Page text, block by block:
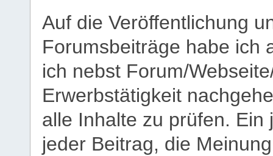
Auf die Veröffentlichung
Forumsbeiträge habe ich
ich nebst Forum/
Erwerbstätigkeit
alle Inhalte zu prüfen.
jeder Beitrag, die